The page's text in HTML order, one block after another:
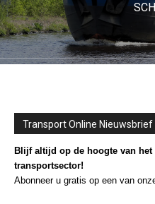
Transport Online Nieuwsbrief
Blijf altijd op de hoogte van
transportsector!
Abonneer u gratis op een van